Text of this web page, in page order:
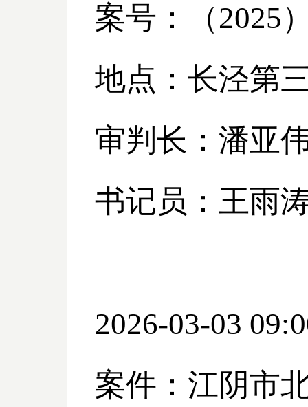
案号：（2025
地点：长泾第
审判长：潘亚
书记员：王雨
2026-03-03
案件：江阴市